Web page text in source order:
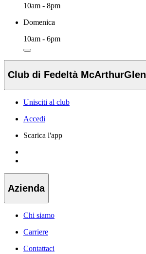
10am - 8pm
Domenica
10am - 6pm
Club di Fedeltà McArthurGlen
Unisciti al club
Accedi
Scarica l'app
Azienda
Chi siamo
Carriere
Contattaci